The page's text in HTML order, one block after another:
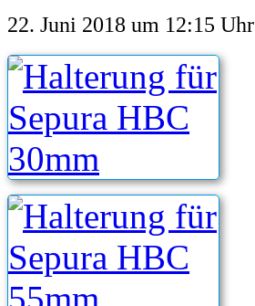
22. Juni 2018 um 12:15 Uhr